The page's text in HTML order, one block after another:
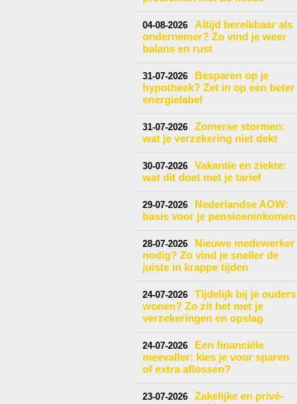
04-08-2026
Altijd bereikbaar als
ondernemer? Zo vind je weer
balans en rust
31-07-2026
Besparen op je
hypotheek? Zet in op een beter
energielabel
31-07-2026
Zomerse stormen:
wat je verzekering niet dekt
30-07-2026
Vakantie en ziekte:
wat dit doet met je tarief
29-07-2026
Nederlandse AOW:
basis voor je pensioeninkomen
28-07-2026
Nieuwe medewerker
nodig? Zo vind je sneller de
juiste in krappe tijden
24-07-2026
Tijdelijk bij je ouders
wonen? Zo zit het met je
verzekeringen en opslag
24-07-2026
Een financiële
meevaller: kies je voor sparen
of extra aflossen?
23-07-2026
Zakelijke en privé-